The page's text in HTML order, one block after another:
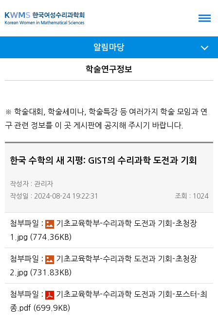
문
가
여닫기
알림마당
학술연구정보
※ 학술대회, 학술세미나, 학술특강 등 여러가지 학술 모임과 연
구 관련 정보를 이 곳 게시판에 공지해 주시기 바랍니다.
한국 수학의 새 지평: GIST의 수리과학 도전과 기회
작성자 : 관리자
작성일 : 2024-08-24 19:22:31
조회 : 1024
첨부파일 :
기초교육학부-수리과학 도전과 기회-초청장
1.jpg (774.36KB)
첨부파일 :
기초교육학부-수리과학 도전과 기회-초청장
2.jpg (731.83KB)
첨부파일 :
기초교육학부-수리과학 도전과 기회-포스터-최
종.pdf (699.9KB)